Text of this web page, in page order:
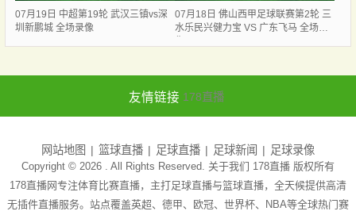
07月19日 中超第19轮 武汉三镇vs深
圳新鹏城 全场录像
07月18日 佛山西甲足球联赛第2轮 三
水乐民兴健力宝 VS 广东飞马 全场录
友情链接 178直播
网站地图 篮球直播 足球直播 足球新闻 足球录像
Copyright © 2026 . All Rights Reserved. 关于我们 178直播 版权所有
178直播网专注体育比赛直播，主打足球直播与篮球直播，全天候提供高清
无插件直播服务。站点覆盖英超、德甲、欧冠、世界杯、NBA等全球热门赛